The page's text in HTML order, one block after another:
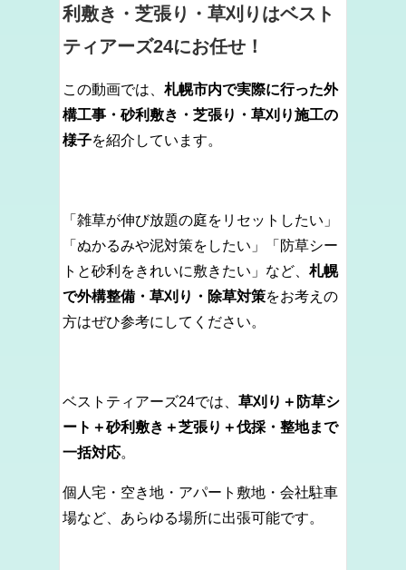
利敷き・芝張り・草刈りはベスト
ティアーズ24にお任せ！
この動画では、 札幌市内で実際に行った外
構工事・砂利敷き・芝張り・草刈り施工の
様子を紹介しています。
「雑草が伸び放題の庭をリセットしたい」
「ぬかるみや泥対策をしたい」「防草シー
トと砂利をきれいに敷きたい」など、 札幌
で外構整備・草刈り・除草対策をお考えの
方はぜひ参考にしてください。
ベストティアーズ24では、 草刈り＋防草シ
ート＋砂利敷き＋芝張り＋伐採・整地まで
一括対応。
個人宅・空き地・アパート敷地・会社駐車
場など、あらゆる場所に出張可能です。